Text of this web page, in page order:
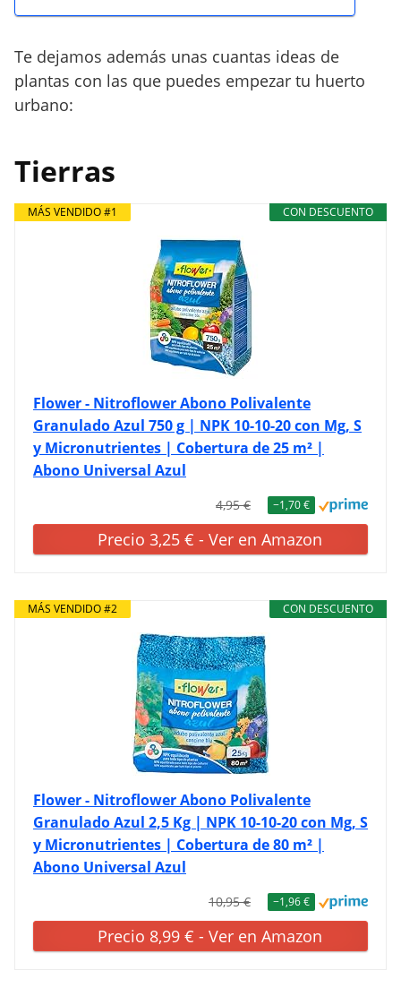
Te dejamos además unas cuantas ideas de
plantas con las que puedes empezar tu huerto
urbano:
Tierras
CON DESCUENTO
MÁS VENDIDO #1
Flower - Nitroflower Abono Polivalente
Granulado Azul 750 g | NPK 10-10-20 con Mg, S
y Micronutrientes | Cobertura de 25 m² |
Abono Universal Azul
4,95 € −1,70 €
Precio 3,25 € - Ver en Amazon
CON DESCUENTO
MÁS VENDIDO #2
Flower - Nitroflower Abono Polivalente
Granulado Azul 2,5 Kg | NPK 10-10-20 con Mg, S
y Micronutrientes | Cobertura de 80 m² |
Abono Universal Azul
10,95 € −1,96 €
Precio 8,99 € - Ver en Amazon